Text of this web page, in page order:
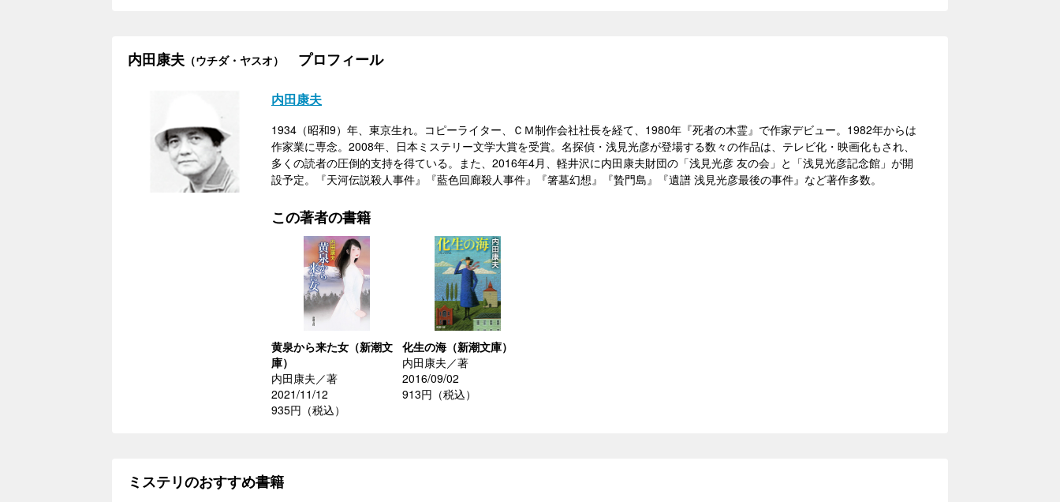
内田康夫 （ウチダ・ヤスオ） プロフィール
内田康夫
1934（昭和9）年、東京生れ。コピーライター、ＣＭ制作会社社長を経て、1980年『死者の木霊』で作家デビュー。1982年からは
作家業に専念。2008年、日本ミステリー文学大賞を受賞。名探偵・浅見光彦が登場する数々の作品は、テレビ化・映画化もされ、
多くの読者の圧倒的支持を得ている。また、2016年4月、軽井沢に内田康夫財団の「浅見光彦 友の会」と「浅見光彦記念館」が開
設予定。『天河伝説殺人事件』『藍色回廊殺人事件』『箸墓幻想』『贄門島』『遺譜 浅見光彦最後の事件』など著作多数。
この著者の書籍
黄泉から来た女（新潮文
庫）
内田康夫／著
2021/11/12
935円（税込）
化生の海（新潮文庫）
内田康夫／著
2016/09/02
913円（税込）
ミステリのおすすめ書籍